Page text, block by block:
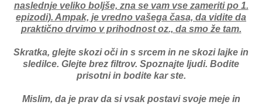
naslednje veliko boljše, zna se vam vse zameriti po 1.
epizodi). Ampak, je vredno vašega časa, da vidite da
praktično drvimo v prihodnost oz., da smo že tam.
Skratka, glejte skozi oči in s srcem in ne skozi lajke in
sledilce. Glejte brez filtrov. Spoznajte ljudi. Bodite
prisotni in bodite kar ste.
Mislim, da je prav da si vsak postavi svoje meje in